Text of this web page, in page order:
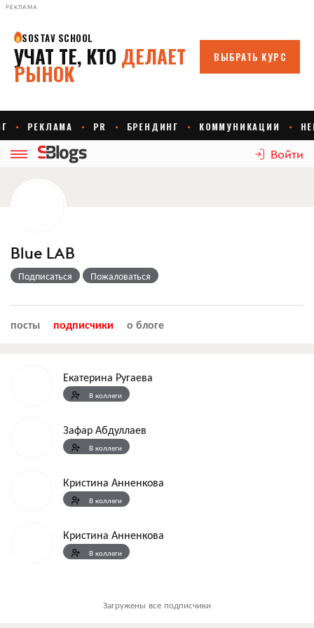
РЕКЛАМА
Войти
Blue LAB
Подписаться Пожаловаться
посты подписчики о блоге
Екатерина Ругаева
В коллеги
Зафар Абдуллаев
В коллеги
Кристина Анненкова
В коллеги
Кристина Анненкова
В коллеги
Загружены все подписчики